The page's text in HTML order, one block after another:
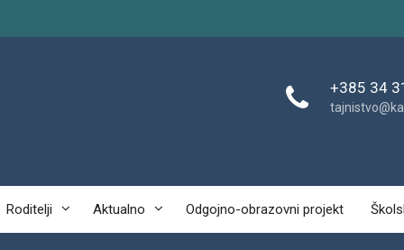
+385 34
Roditelji Aktualno Odgojno-obrazovni projekt